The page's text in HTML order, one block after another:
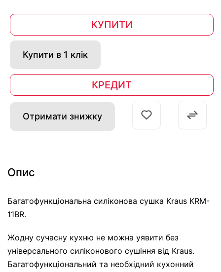
КУПИТИ
Купити в 1 клік
КРЕДИТ
Отримати знижку
Опис
Багатофункціональна силіконова сушка Kraus KRM-
11BR.
Жодну сучасну кухню не можна уявити без
універсального силіконового сушіння від Kraus.
Багатофункціональний та необхідний кухонний